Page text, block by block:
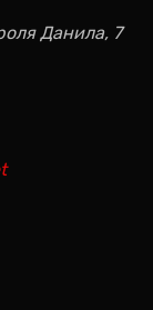
Данила, 7